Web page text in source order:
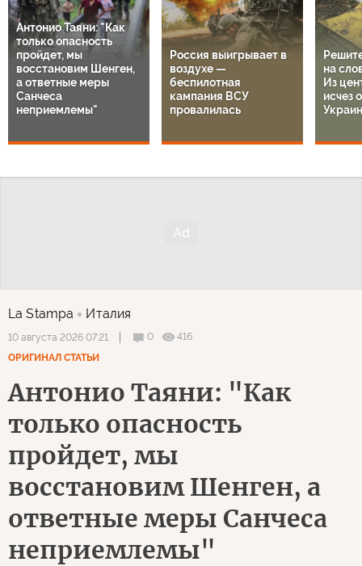
Антонио Таяни: "Как
только опасность
пройдет, мы
восстановим Шенген,
а ответные меры
Санчеса
неприемлемы"
Россия выигрывает в
воздухе —
беспилотная
кампания ВСУ
провалилась
на
Из
исчез
La Stampa Италия
10 августа 2026 07:21 0
416
ОРИГИНАЛ СТАТЬИ
Антонио Таяни: "Как
только опасность
пройдет, мы
восстановим Шенген, а
ответные меры Санчеса
неприемлемы"